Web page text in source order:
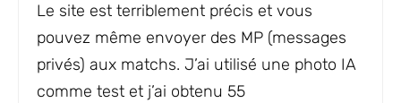
Le site est terriblement précis et vous
pouvez même envoyer des MP (messages
privés) aux matchs. J’ai utilisé une photo IA
comme test et j’ai obtenu 55